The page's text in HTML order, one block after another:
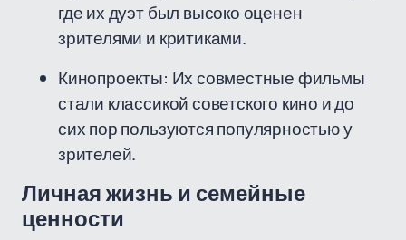
где их дуэт был высоко оценен
зрителями и критиками.
Кинопроекты: Их совместные фильмы
стали классикой советского кино и до
сих пор пользуются популярностью у
зрителей.
Личная жизнь и семейные
ценности